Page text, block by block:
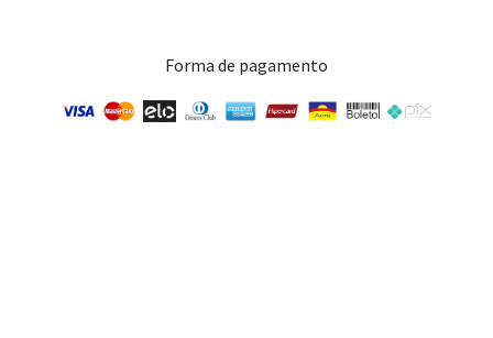
Forma de pagamento